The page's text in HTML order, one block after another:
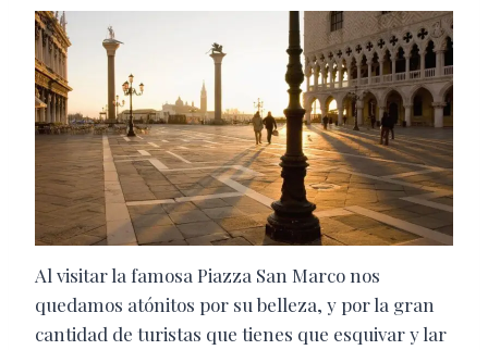
Al visitar la famosa Piazza San Marco nos
quedamos atónitos por su belleza, y por la gran
cantidad de turistas que tienes que esquivar y lar